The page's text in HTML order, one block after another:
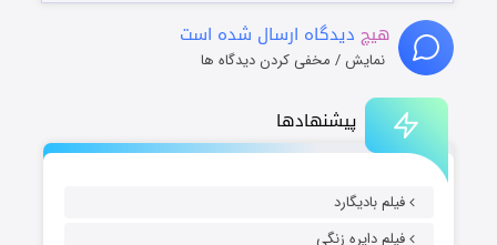
پیشنهادها
فیلم بادیگارد
فیلم دایره زنگی
هیچ دیدگاه ارسال شده است
نمایش / مخفی کردن دیدگاه ها